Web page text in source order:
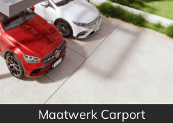
Maatwerk Carport